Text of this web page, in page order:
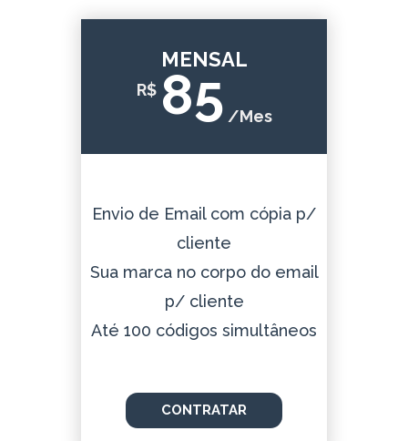
MENSAL
R$ 85 /Mes
Envio de Email com cópia p/
cliente
Sua marca no corpo do email
p/ cliente
Até 100 códigos simultâneos
CONTRATAR